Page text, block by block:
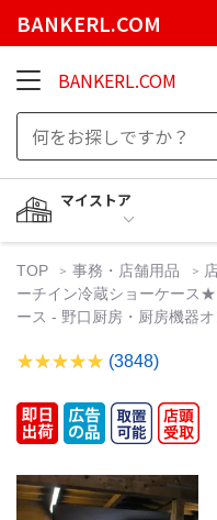
BANKERL.COM
BANKERL.COM
マイストア
TOP 事務・店舗用品
ーチイン冷蔵ショーケース
ース - 野口厨房・厨房機器
(3848)